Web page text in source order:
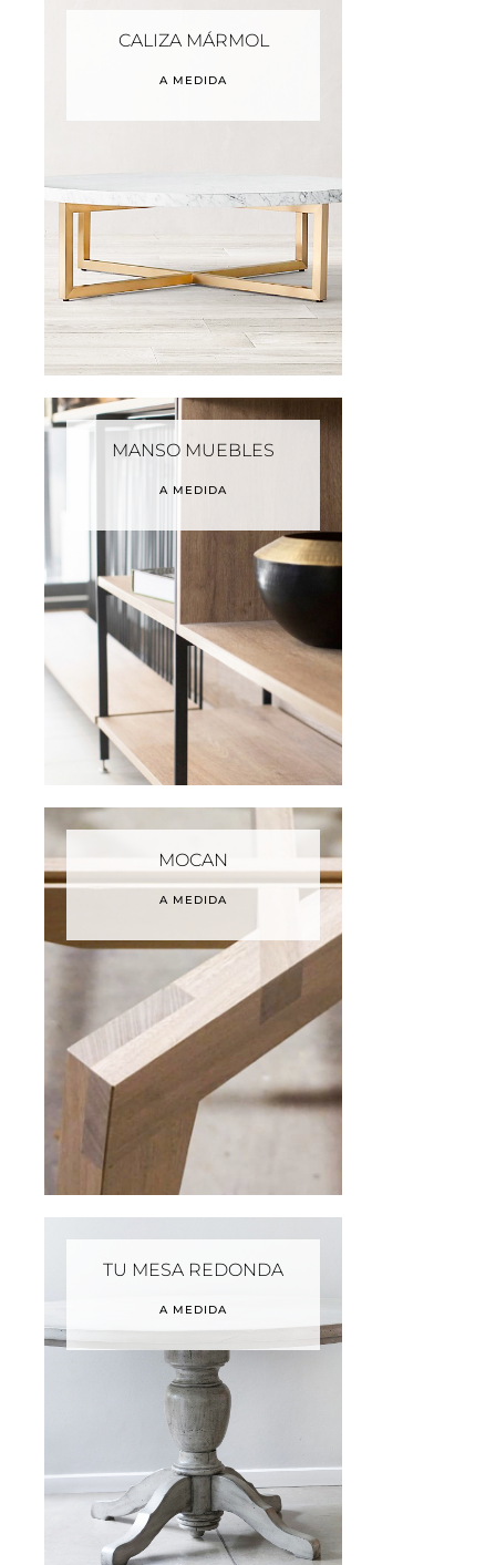
CALIZA MÁRMOL
A MEDIDA
MANSO MUEBLES
A MEDIDA
MOCAN
A MEDIDA
TU MESA REDONDA
A MEDIDA